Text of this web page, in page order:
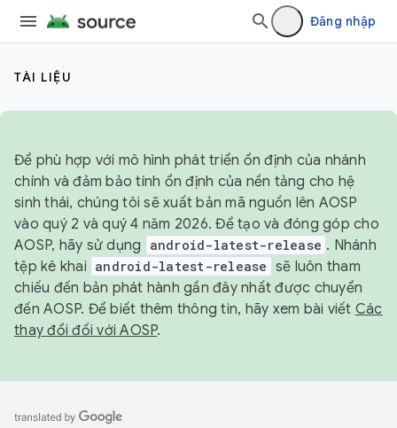
Đăng nhập
TÀI LIỆU
Để phù hợp với mô hình phát triển ổn định của nhánh
chính và đảm bảo tính ổn định của nền tảng cho hệ
sinh thái, chúng tôi sẽ xuất bản mã nguồn lên AOSP
vào quý 2 và quý 4 năm 2026. Để tạo và đóng góp cho
AOSP, hãy sử dụng
android-latest-release . Nhánh
tệp kê khai android-latest-release sẽ luôn tham
chiếu đến bản phát hành gần đây nhất được chuyển
đến AOSP. Để biết thêm thông tin, hãy xem bài viết Các
thay đổi đối với AOSP.